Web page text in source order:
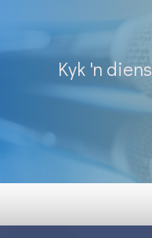
Kyk 'n diens